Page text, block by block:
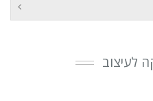
לעיצוב